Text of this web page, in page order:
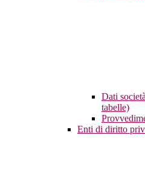
Dati
tabelle)
Enti di diritto